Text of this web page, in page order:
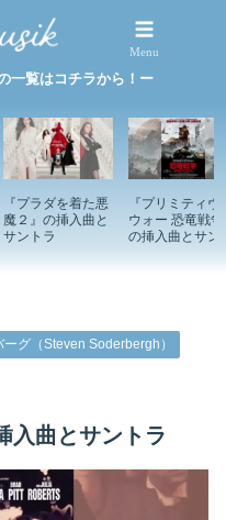
特集記事
一覧はコチラから！ー
『プラダを着た悪
魔２』の挿入曲と
サントラ
『プリミティヴ
ウォー 恐竜戦
の挿入曲とサン
グ（Steven Soderbergh）
入曲とサントラ
Menu